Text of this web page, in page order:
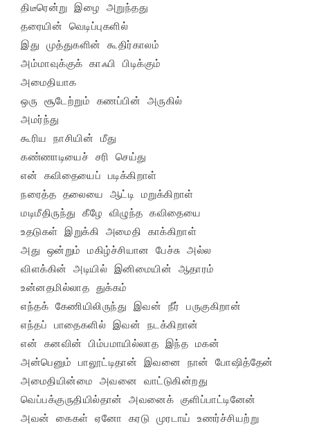
திடீரென்று இழை அறுந்தது
தரையின் வெடிப்புகளில்
இது முத்துகளின் கூதிர்காலம்
அம்மாவுக்குக் காஃபி பிடிக்கும்
அமைதியாக
ஒரு சூடேற்றும் கணப்பின் அருகில்
அமர்ந்து
கூரிய நாசியின் மீது
கண்ணாடியைச் சரி செய்து
என் கவிதையைப் படிக்கிறாள்
நரைத்த தலையை ஆட்டி மறுக்கிறாள்
மடிமீதிருந்து கீழே விழுந்த கவிதையை
உதடுகள் இறுக்கி அமைதி காக்கிறாள்
அது ஒன்றும் மகிழ்ச்சியான பேச்சு அல்ல
விளக்கின் அடியில் இனிமையின் ஆதாரம்
உன்னதமில்லாத துக்கம்
எந்தக் கேணியிலிருந்து இவன் நீர் பருகுகிறான்
எந்தப் பாதைகளில் இவன் நடக்கிறான்
என் கனவின் பிம்பமாயில்லாத இந்த மகன்
அன்பெனும் பாலூட்டிதான் இவனை நான் போஷித்தேன்
அமைதியின்மை அவனை வாட்டுகின்றது
வெப்பக்குருதியில்தான் அவனைக் குளிப்பாட்டினேன்
அவன் கைகள் ஏனோ கரடு முரடாய் உணர்ச்சியற்று